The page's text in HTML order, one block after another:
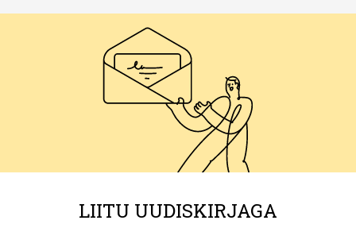
LIITU UUDISKIRJAGA